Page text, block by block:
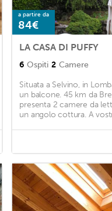
a partire da
84€
LA CASA DI PUFFY
6 Ospiti 2 Camere
Situata a Selvino, in
un balcone. 45 km da
presenta 2 camere da
un angolo cottura. A